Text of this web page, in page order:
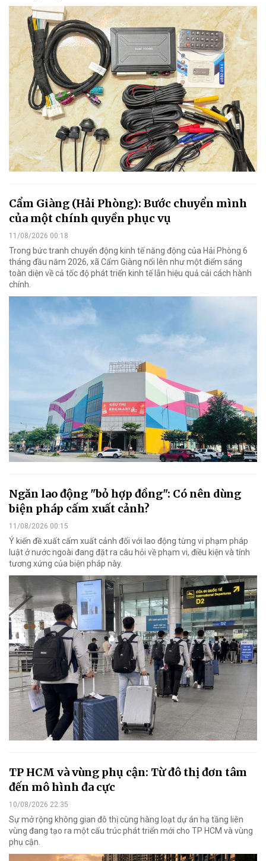
Cẩm Giàng (Hải Phòng): Bước chuyển mình
của một chính quyền phục vụ
11/08/2026 00:18
Trong bức tranh chuyển động kinh tế năng động của Hải Phòng 6
tháng đầu năm 2026, xã Cẩm Giàng nổi lên như một điểm sáng
toàn diện về cả tốc độ phát triển kinh tế lẫn hiệu quả cải cách hành
chính.
Ngăn lao động "bỏ hợp đồng": Có nên dùng
biện pháp cấm xuất cảnh?
11/08/2026 00:15
Ý kiến đề xuất cấm xuất cảnh đối với lao động từng vi phạm pháp
luật ở nước ngoài đang đặt ra câu hỏi về phạm vi, điều kiện và tính
tương xứng của biện pháp này.
TP HCM và vùng phụ cận: Từ đô thị đơn tâm
đến mô hình đa cực
10/08/2026 22:35
Sự mở rộng không gian đô thị cùng hàng loạt dự án hạ tầng liên
vùng đang tạo ra một cấu trúc phát triển mới cho TP HCM và vùng
phụ cận.